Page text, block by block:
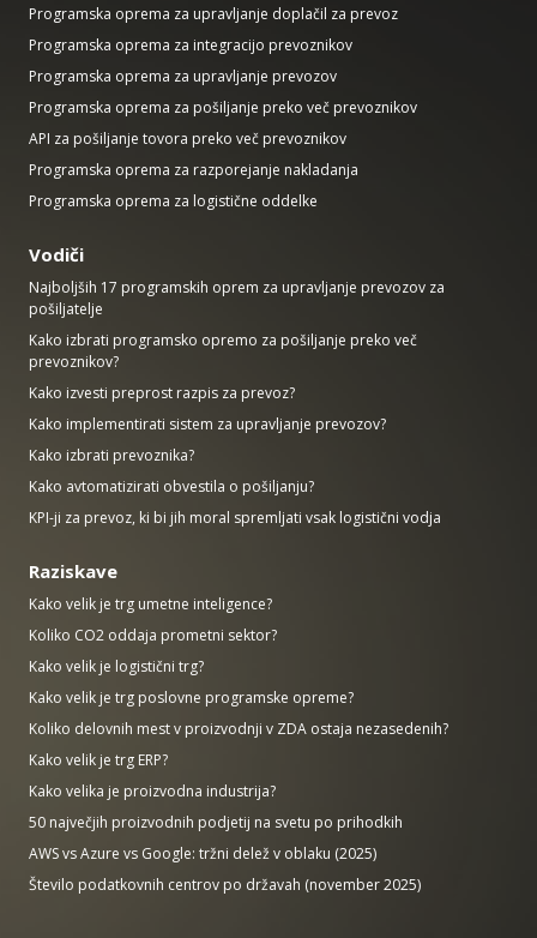
Programska oprema za upravljanje doplačil za prevoz
Programska oprema za integracijo prevoznikov
Programska oprema za upravljanje prevozov
Programska oprema za pošiljanje preko več prevoznikov
API za pošiljanje tovora preko več prevoznikov
Programska oprema za razporejanje nakladanja
Programska oprema za logistične oddelke
Vodiči
Najboljših 17 programskih oprem za upravljanje prevozov za
pošiljatelje
Kako izbrati programsko opremo za pošiljanje preko več
prevoznikov?
Kako izvesti preprost razpis za prevoz?
Kako implementirati sistem za upravljanje prevozov?
Kako izbrati prevoznika?
Kako avtomatizirati obvestila o pošiljanju?
KPI-ji za prevoz, ki bi jih moral spremljati vsak logistični vodja
Raziskave
Kako velik je trg umetne inteligence?
Koliko CO2 oddaja prometni sektor?
Kako velik je logistični trg?
Kako velik je trg poslovne programske opreme?
Koliko delovnih mest v proizvodnji v ZDA ostaja nezasedenih?
Kako velik je trg ERP?
Kako velika je proizvodna industrija?
50 največjih proizvodnih podjetij na svetu po prihodkih
AWS vs Azure vs Google: tržni delež v oblaku (2025)
Število podatkovnih centrov po državah (november 2025)